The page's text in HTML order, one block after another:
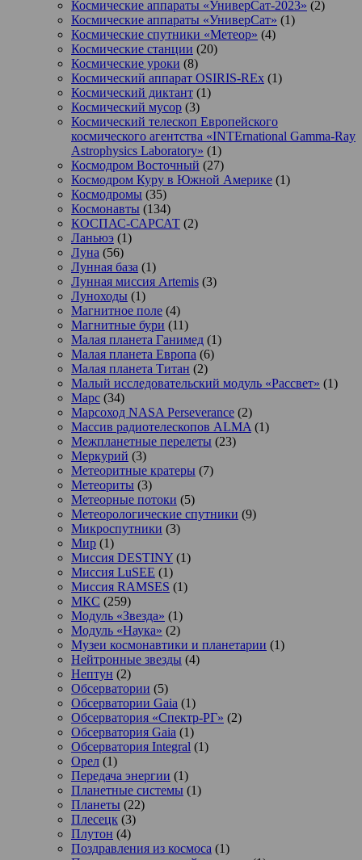
Космические аппараты «УниверСат-2023» (2)
Космические аппараты «УниверСат» (1)
Космические спутники «Метеор» (4)
Космические станции (20)
Космические уроки (8)
Космический аппарат OSIRIS-REx (1)
Космический диктант (1)
Космический мусор (3)
Космический телескоп Европейского
космического агентства «INTErnational Gamma-Ray
Astrophysics Laboratory» (1)
Космодром Восточный (27)
Космодром Куру в Южной Америке (1)
Космодромы (35)
Космонавты (134)
КОСПАС-САРСАТ (2)
Ланьюэ (1)
Луна (56)
Лунная база (1)
Лунная миссия Artemis (3)
Луноходы (1)
Магнитное поле (4)
Магнитные бури (11)
Малая планета Ганимед (1)
Малая планета Европа (6)
Малая планета Титан (2)
Малый исследовательский модуль «Рассвет» (1)
Марс (34)
Марсоход NASA Perseverance (2)
Массив радиотелескопов ALMA (1)
Межпланетные перелеты (23)
Меркурий (3)
Метеоритные кратеры (7)
Метеориты (3)
Метеорные потоки (5)
Метеорологические спутники (9)
Микроспутники (3)
Мир (1)
Миссия DESTINY (1)
Миссия LuSEE (1)
Миссия RAMSES (1)
МКС (259)
Модуль «Звезда» (1)
Модуль «Наука» (2)
Музеи космонавтики и планетарии (1)
Нейтронные звезды (4)
Нептун (2)
Обсерватории (5)
Обсерватории Gaia (1)
Обсерватория «Спектр-РГ» (2)
Обсерватория Gaia (1)
Обсерватория Integral (1)
Орел (1)
Передача энергии (1)
Планетные системы (1)
Планеты (22)
Плесецк (3)
Плутон (4)
Поздравления из космоса (1)